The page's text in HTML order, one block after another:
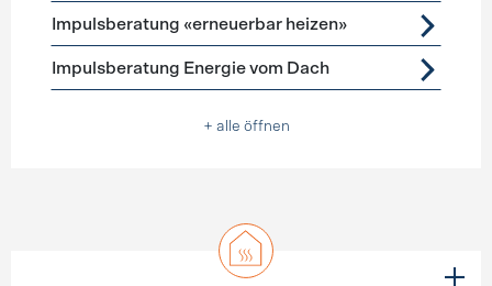
Impulsberatung «erneuerbar heizen»
Impulsberatung Energie vom Dach
+ alle öffnen